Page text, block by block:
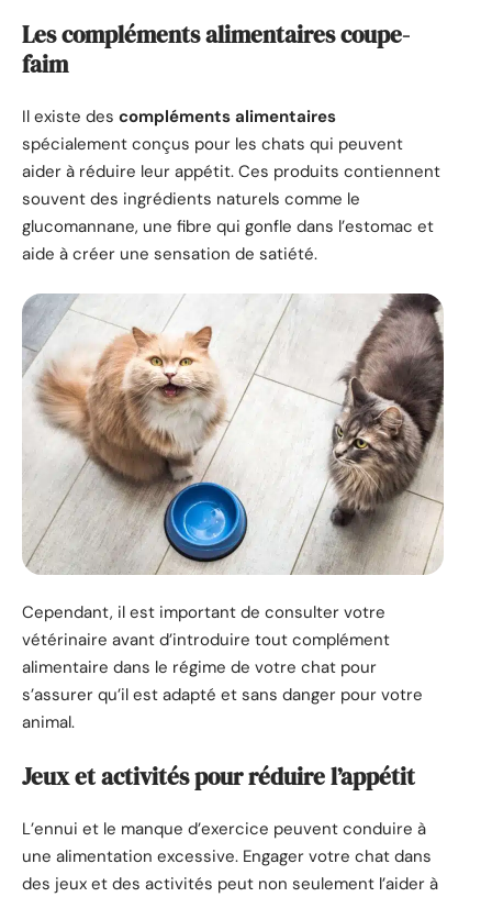
Les compléments alimentaires coupe-
faim
Il existe des compléments alimentaires
spécialement conçus pour les chats qui peuvent
aider à réduire leur appétit. Ces produits contiennent
souvent des ingrédients naturels comme le
glucomannane, une fibre qui gonfle dans l’estomac et
aide à créer une sensation de satiété.
Cependant, il est important de consulter votre
vétérinaire avant d’introduire tout complément
alimentaire dans le régime de votre chat pour
s’assurer qu’il est adapté et sans danger pour votre
animal.
Jeux et activités pour réduire l’appétit
L’ennui et le manque d’exercice peuvent conduire à
une alimentation excessive. Engager votre chat dans
des jeux et des activités peut non seulement l’aider à